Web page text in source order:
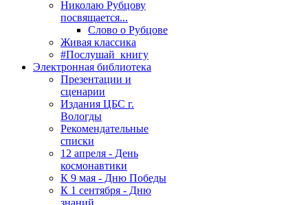
Николаю Рубцову
посвящается...
Слово о Рубцове
Живая классика
#Послушай_книгу
Электронная библиотека
Презентации и
сценарии
Издания ЦБС г.
Вологды
Рекомендательные
списки
12 апреля - День
космонавтики
К 9 мая - Дню Победы
К 1 сентября - Дню
знаний